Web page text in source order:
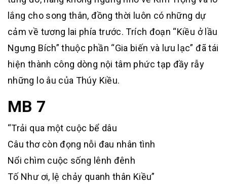
lắng cho song thân, đồng thời luôn có những dự
cảm về tương lai phía trước. Trích đoạn “Kiều ở lầu
Ngưng Bích” thuộc phần “Gia biến và lưu lạc” đã tái
hiện thành công dòng nội tâm phức tạp đầy rẫy
những lo âu của Thúy Kiều.
MB 7
“Trải qua một cuộc bể dâu
Câu thơ còn đọng nỗi đau nhân tình
Nổi chìm cuộc sống lênh đênh
Tố Như ơi, lệ chảy quanh thân Kiều”